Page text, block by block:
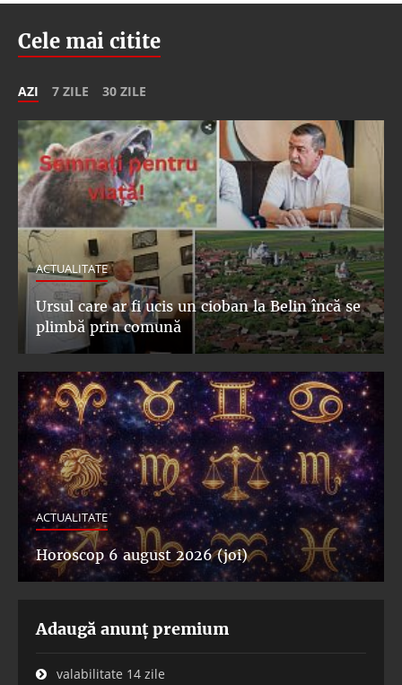
Cele mai citite
AZI 7 ZILE 30 ZILE
ACTUALITATE
Ursul care ar fi ucis un cioban la Belin încă se
plimbă prin comună
ACTUALITATE
Horoscop 6 august 2026 (joi)
Adaugă anunț premium
valabilitate 14 zile